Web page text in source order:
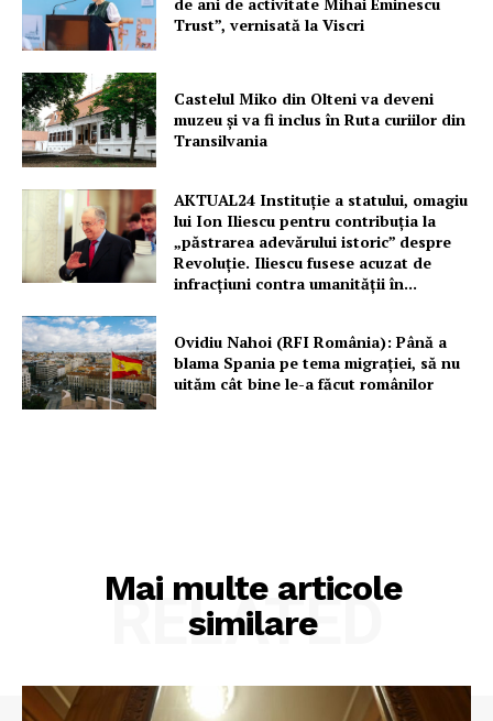
Trust”, vernisată la Viscri
Castelul Miko din Olteni va deveni
muzeu şi va fi inclus în Ruta curiilor din
Transilvania
AKTUAL24 Instituție a statului, omagiu
lui Ion Iliescu pentru contribuția la
„păstrarea adevărului istoric” despre
Revoluție. Iliescu fusese acuzat de
infracțiuni contra umanității în...
Ovidiu Nahoi (RFI România): Până a
blama Spania pe tema migrației, să nu
uităm cât bine le-a făcut românilor
Mai multe articole
similare
RELATED